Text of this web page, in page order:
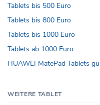
Tablets bis 500 Euro
Tablets bis 800 Euro
Tablets bis 1000 Euro
Tablets ab 1000 Euro
HUAWEI MatePad Tablets
WEITERE TABLET